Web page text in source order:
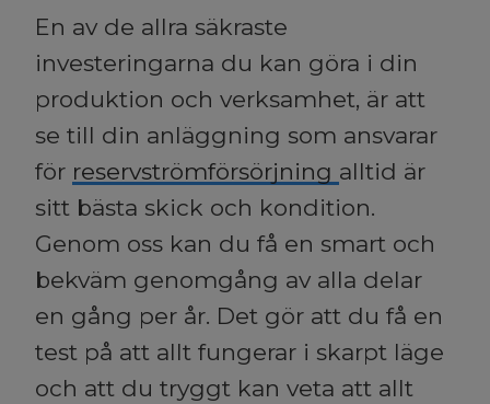
En av de allra säkraste
investeringarna du kan göra i din
produktion och verksamhet, är att
se till din anläggning som ansvarar
för reservströmförsörjning alltid är
sitt bästa skick och kondition.
Genom oss kan du få en smart och
bekväm genomgång av alla delar
en gång per år. Det gör att du få en
test på att allt fungerar i skarpt läge
och att du tryggt kan veta att allt